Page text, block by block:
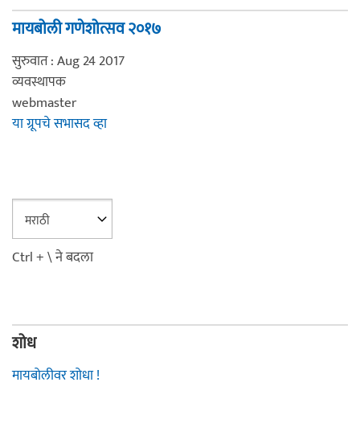
मायबोली गणेशोत्सव २०१७
सुरुवात : Aug 24 2017
व्यवस्थापक
webmaster
या ग्रूपचे सभासद व्हा
Ctrl + \ ने बदला
शोध
मायबोलीवर शोधा !